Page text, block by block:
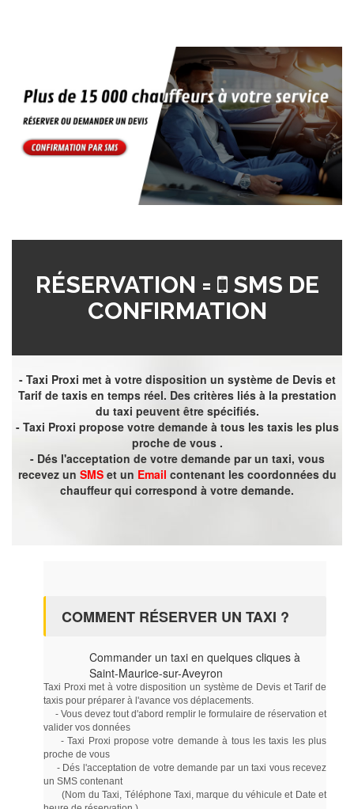
RÉSERVATION =
SMS DE
CONFIRMATION
- Taxi Proxi met à votre disposition un système de Devis et
Tarif de taxis en temps réel. Des critères liés à la prestation
du taxi peuvent être spécifiés.
- Taxi Proxi propose votre demande à tous les taxis les plus
proche de vous .
- Dés l'acceptation de votre demande par un taxi, vous
recevez un SMSet un Email contenant les coordonnées du
chauffeur qui correspond à votre demande.
COMMENT RÉSERVER UN TAXI ?
Commander un taxi en quelques cliques à
Saint-Maurice-sur-Aveyron
Taxi Proxi met à votre disposition un système de Devis et Tarif de
taxis pour préparer à l'avance vos déplacements.
- Vous devez tout d'abord remplir le formulaire de réservation et
valider vos données
- Taxi Proxi propose votre demande à tous les taxis les plus
proche de vous
- Dés l'acceptation de votre demande par un taxi vous recevez
un SMS contenant
(Nom du Taxi, Téléphone Taxi, marque du véhicule et Date et